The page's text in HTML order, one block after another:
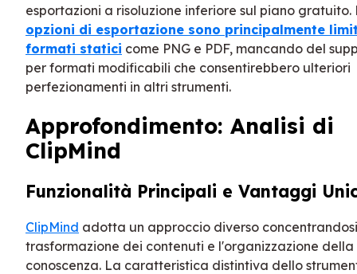
esportazioni a risoluzione inferiore sul piano gratuito.
opzioni di esportazione sono principalmente
formati statici come PNG e PDF, mancando del
per formati modificabili che consentirebbero ulteriori
perfezionamenti in altri strumenti.
Approfondimento: Analisi di
ClipMind
Funzionalità Principali e Vantaggi
ClipMind adotta un approccio diverso
trasformazione dei contenuti e l'organizzazione della
conoscenza. La caratteristica distintiva dello